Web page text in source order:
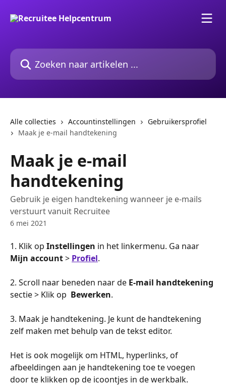
Zoeken naar artikelen ...
Alle collecties Accountinstellingen
Gebruikersprofiel
Maak je e-mail handtekening
Maak je e-mail
handtekening
Gebruik je eigen handtekening wanneer je e-mails
verstuurt vanuit Recruitee
6 mei 2021
1. Klik op Instellingen in het linkermenu. Ga naar
Mijn account > Profiel.
2. Scroll naar beneden naar de E-mail handtekening
sectie > Klik op Bewerken.
3. Maak je handtekening. Je kunt de handtekening
zelf maken met behulp van de tekst editor.
Het is ook mogelijk om HTML, hyperlinks, of
afbeeldingen aan je handtekening toe te voegen
door te klikken op de icoontjes in de werkbalk.